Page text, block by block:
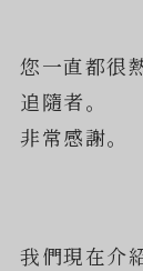
您一直都很
追隨者。
非常感謝。
我們現在介